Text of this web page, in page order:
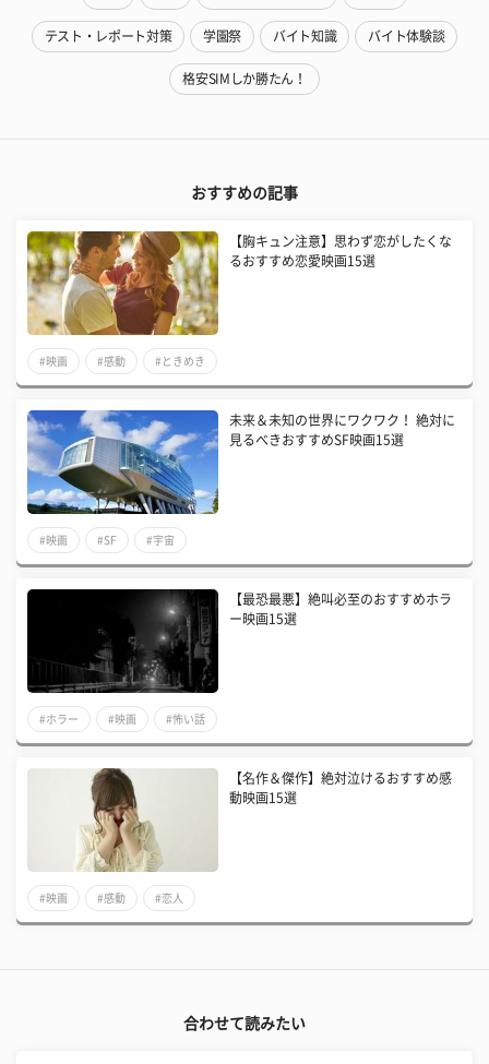
テスト・レポート対策 学園祭 バイト知識 バイト体験談
格安SIMしか勝たん！
おすすめの記事
【胸キュン注意】思わず恋がしたくな
るおすすめ恋愛映画15選
#映画 #感動 #ときめき
未来＆未知の世界にワクワク！ 絶対に
見るべきおすすめSF映画15選
#映画 #SF #宇宙
【最恐最悪】絶叫必至のおすすめホラ
ー映画15選
#ホラー #映画 #怖い話
【名作＆傑作】絶対泣けるおすすめ感
動映画15選
#映画 #感動 #恋人
合わせて読みたい